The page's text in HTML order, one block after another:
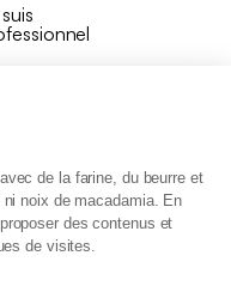
de la farine, du beurre et
noix de macadamia. En
des contenus et
de visites.
vente
de fidélité
vente Pro